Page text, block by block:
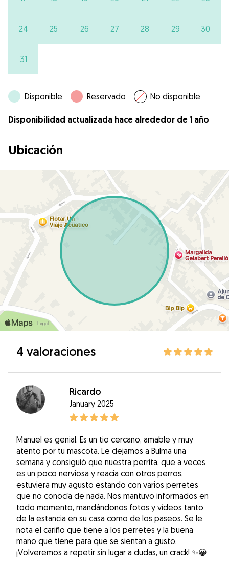
24 25 26 27 28 29 30
31
Disponible Reservado No disponible
Disponibilidad actualizada hace alrededor de 1 año
Ubicación
4 valoraciones
Ricardo
January 2025
Manuel es genial. Es un tio cercano, amable y muy
atento por tu mascota. Le dejamos a Bulma una
semana y consiguió que nuestra perrita, que a veces
es un poco nerviosa y reacia con otros perros,
estuviera muy agusto estando con varios perretes
que no conocía de nada. Nos mantuvo informados en
todo momento, mandándonos fotos y vídeos tanto
de la estancia en su casa como de los paseos. Se le
nota el cariño que tiene a los perretes y la buena
mano que tiene para que se sientan a gusto.
¡Volveremos a repetir sin lugar a dudas, un crack! ✨😀